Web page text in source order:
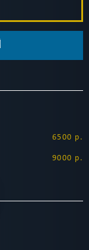
6500 р.
9000 р.